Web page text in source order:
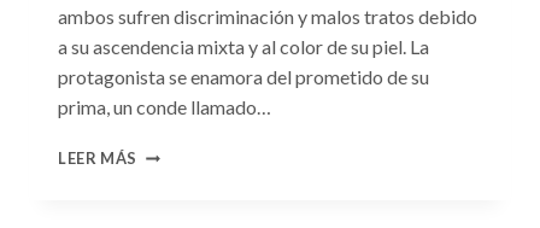
ambos sufren discriminación y malos tratos debido
a su ascendencia mixta y al color de su piel. La
protagonista se enamora del prometido de su
prima, un conde llamado…
LEER MÁS CONSULTA